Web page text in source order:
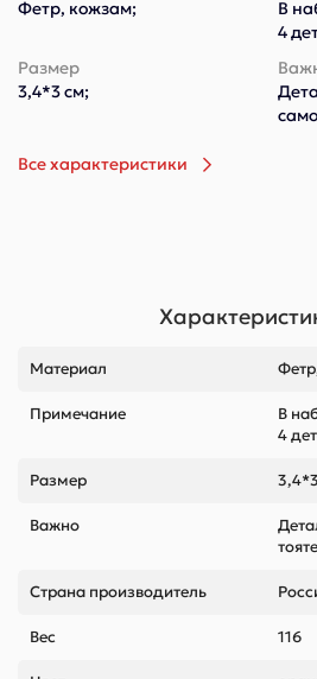
Фетр, кожзам;
В
4
Размер
3,4*3 см;
Все характеристики
Материал
Примечание
В
4
Размер
Важно
Страна производитель
Вес 116